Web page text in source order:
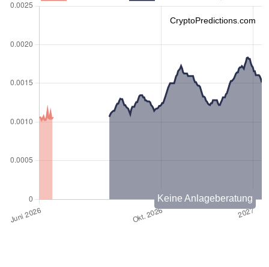
CryptoPredictions.com
Keine Anlageberatung